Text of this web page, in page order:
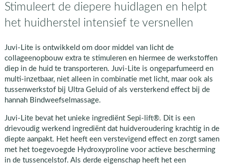
Stimuleert de diepere huidlagen en helpt
het huidherstel intensief te versnellen
Juvi-Lite is ontwikkeld om door middel van licht de
collageenopbouw extra te stimuleren en hiermee de werkstoffen
diep in de huid te transporteren. Juvi-Lite is ongeparfumeerd en
multi-inzetbaar, niet alleen in combinatie met licht, maar ook als
tussenwerkstof bij Ultra Geluid of als versterkend effect bij de
hannah Bindweefselmassage.
Juvi-Lite bevat het unieke ingrediënt Sepi-lift®. Dit is een
drievoudig werkend ingrediënt dat huidveroudering krachtig in de
diepte aanpakt. Het heeft een verstevigend effect en zorgt samen
met het toegevoegde Hydroxyproline voor actieve bescherming
in de tussencelstof. Als derde eigenschap heeft het een